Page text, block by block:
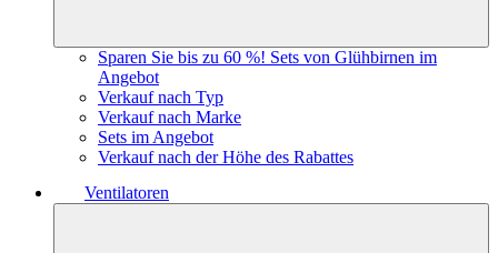
Sparen Sie bis zu 60 %! Sets von Glühbirnen im
Angebot
Verkauf nach Typ
Verkauf nach Marke
Sets im Angebot
Verkauf nach der Höhe des Rabattes
Ventilatoren